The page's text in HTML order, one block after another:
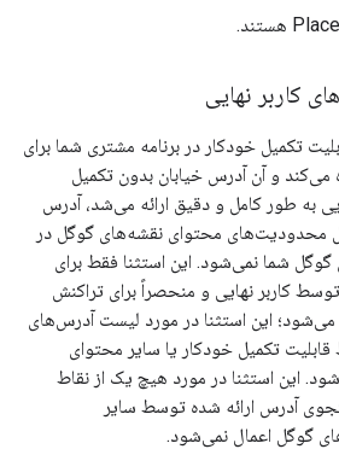
کاربر نهایی
تکمیل خودکار در برنامه مشتری شما برای
می‌کند و آن آدرس خیابان بدون تکمیل
به طور کامل و دقیق ارائه می‌شد، آدرس
محدودیت‌های محتوای نقشه‌های گوگل در
گوگل شما نمی‌شود. این استثنا فقط برای
کاربر نهایی و منحصراً برای تراکنش
می‌شود؛ این استثنا در مورد لیست آدرس‌های
تکمیل خودکار یا سایر محتوای
این استثنا در مورد هیچ یک از نقاط
آدرس ارائه شده توسط سایر
گوگل اعمال نمی‌شود.